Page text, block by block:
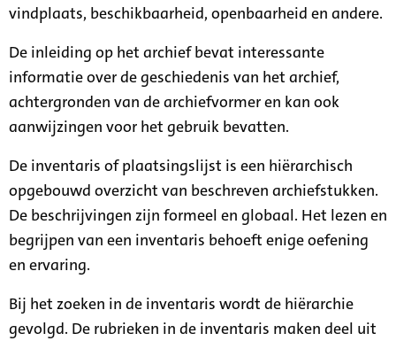
vindplaats, beschikbaarheid, openbaarheid en andere.
De inleiding op het archief bevat interessante
informatie over de geschiedenis van het archief,
achtergronden van de archiefvormer en kan ook
aanwijzingen voor het gebruik bevatten.
De inventaris of plaatsingslijst is een hiërarchisch
opgebouwd overzicht van beschreven archiefstukken.
De beschrijvingen zijn formeel en globaal. Het lezen en
begrijpen van een inventaris behoeft enige oefening
en ervaring.
Bij het zoeken in de inventaris wordt de hiërarchie
gevolgd. De rubrieken in de inventaris maken deel uit